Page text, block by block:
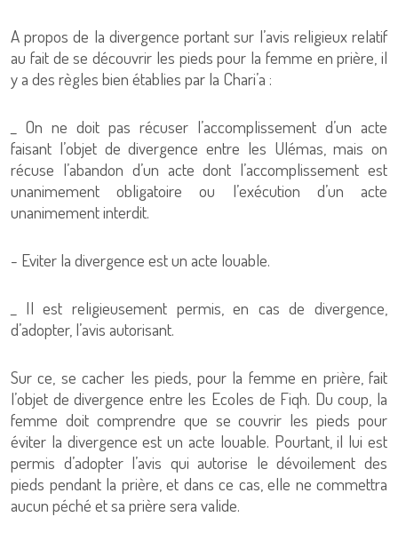
A propos de la divergence portant sur l’avis religieux relatif
au fait de se découvrir les pieds pour la femme en prière, il
y a des règles bien établies par la Chari’a :
_ On ne doit pas récuser l’accomplissement d’un acte
faisant l’objet de divergence entre les Ulémas, mais on
récuse l’abandon d’un acte dont l’accomplissement est
unanimement obligatoire ou l’exécution d’un acte
unanimement interdit.
- Eviter la divergence est un acte louable.
_ Il est religieusement permis, en cas de divergence,
d’adopter, l’avis autorisant.
Sur ce, se cacher les pieds, pour la femme en prière, fait
l’objet de divergence entre les Ecoles de Fiqh. Du coup, la
femme doit comprendre que se couvrir les pieds pour
éviter la divergence est un acte louable. Pourtant, il lui est
permis d’adopter l’avis qui autorise le dévoilement des
pieds pendant la prière, et dans ce cas, elle ne commettra
aucun péché et sa prière sera valide.